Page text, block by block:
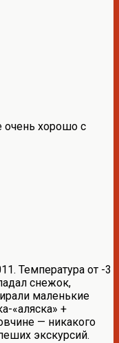
очень хорошо с
Температура от -3
снежок,
маленькие
«аляска» +
— никакого
экскурсий.